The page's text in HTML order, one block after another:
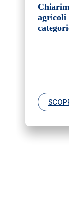
agricoli